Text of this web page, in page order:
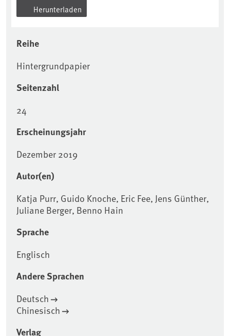
Herunterladen
Reihe
Hintergrundpapier
Seitenzahl
24
Erscheinungsjahr
Dezember 2019
Autor(en)
Katja Purr, Guido Knoche, Eric Fee, Jens Günther,
Juliane Berger, Benno Hain
Sprache
Englisch
Andere Sprachen
Deutsch
Chinesisch
Verlag